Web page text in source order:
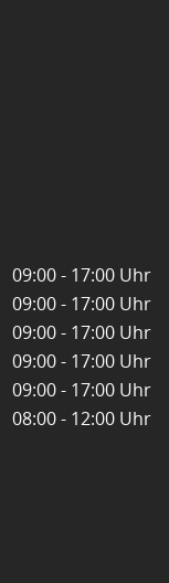
09:00 - 17:00 Uhr
09:00 - 17:00 Uhr
09:00 - 17:00 Uhr
09:00 - 17:00 Uhr
09:00 - 17:00 Uhr
08:00 - 12:00 Uhr